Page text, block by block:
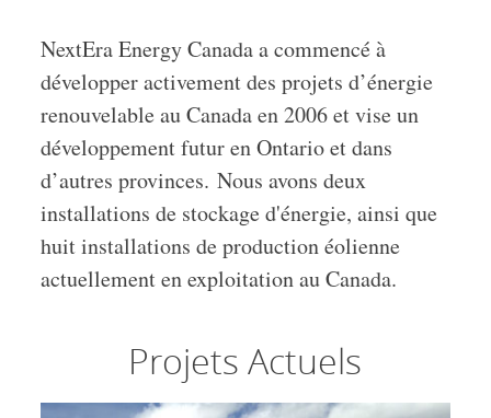
NextEra Energy Canada a commencé à
développer activement des projets d’énergie
renouvelable au Canada en 2006 et vise un
développement futur en Ontario et dans
d’autres provinces. Nous avons deux
installations de stockage d'énergie, ainsi que
huit installations de production éolienne
actuellement en exploitation au Canada.
Projets Actuels